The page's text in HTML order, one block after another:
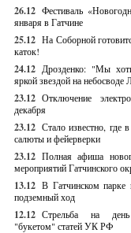
26.12 Фестиваль
января в Гатчине
25.12 На Соборной
каток!
24.12 Дрозденко: "Мы
яркой звездой на небосводе
23.12 Отключение
декабря
23.12 Стало известно, где
салюты и фейерверки
23.12 Полная афиша
мероприятий Гатчинского
13.12 В Гатчинском парке
подземный ход
12.12 Стрельба на
"букетом" статей УК РФ